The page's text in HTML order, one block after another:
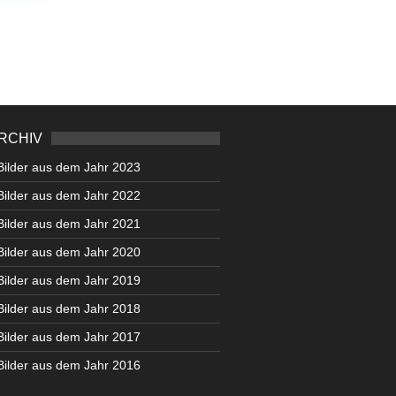
aus dem Jahr 2023
aus dem Jahr 2022
aus dem Jahr 2021
aus dem Jahr 2020
aus dem Jahr 2019
aus dem Jahr 2018
aus dem Jahr 2017
aus dem Jahr 2016